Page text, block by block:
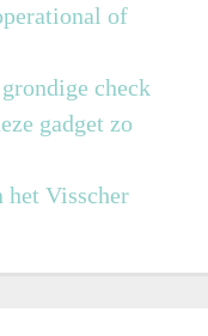
of
check
gadget zo
Visscher